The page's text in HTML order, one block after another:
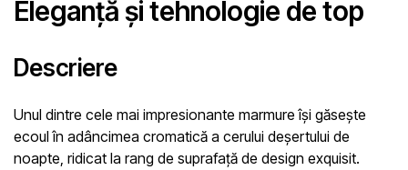
Eleganță și tehnologie de top
Descriere
Unul dintre cele mai impresionante marmure își găsește
ecoul în adâncimea cromatică a cerului deșertului de
noapte, ridicat la rang de suprafață de design exquisit.